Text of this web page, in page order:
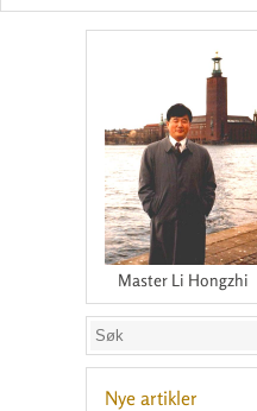
Master Li Hongzhi
Nye artikler